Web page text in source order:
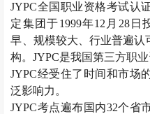
JYPC全国职业资格考试认
定集团于1999年12 月 28日
早、规模较大、行业普遍
构。JYPC是我国第三方职
JYPC经受住了时间和市场
泛影响力。
JYPC考点遍布国内32个省